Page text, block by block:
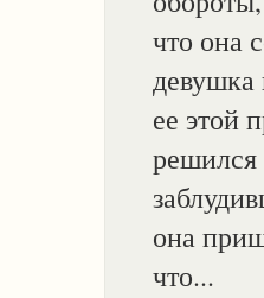
что она
ее этой
решился
она
что...